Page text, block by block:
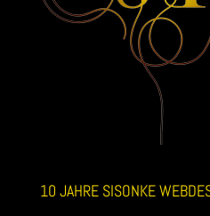
10 JAHRE SISONKE